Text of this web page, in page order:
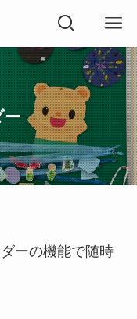
ー
ーの機能で随時